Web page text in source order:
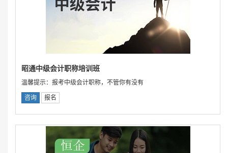
昭通中级会计职称培训班
温馨提示：报考中级会计职称，不管你有没有
咨询 报名